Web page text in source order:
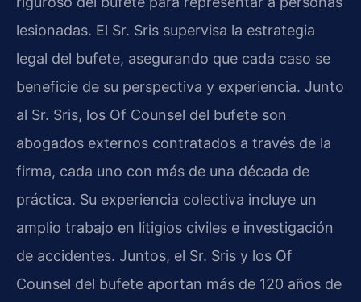
lesionadas. El Sr. Sris supervisa la estrategia
legal del bufete, asegurando que cada caso se
beneficie de su perspectiva y experiencia. Junto
al Sr. Sris, los Of Counsel del bufete son
abogados externos contratados a través de la
firma, cada uno con más de una década de
práctica. Su experiencia colectiva incluye un
amplio trabajo en litigios civiles e investigación
de accidentes. Juntos, el Sr. Sris y los Of
Counsel del bufete aportan más de 120 años de